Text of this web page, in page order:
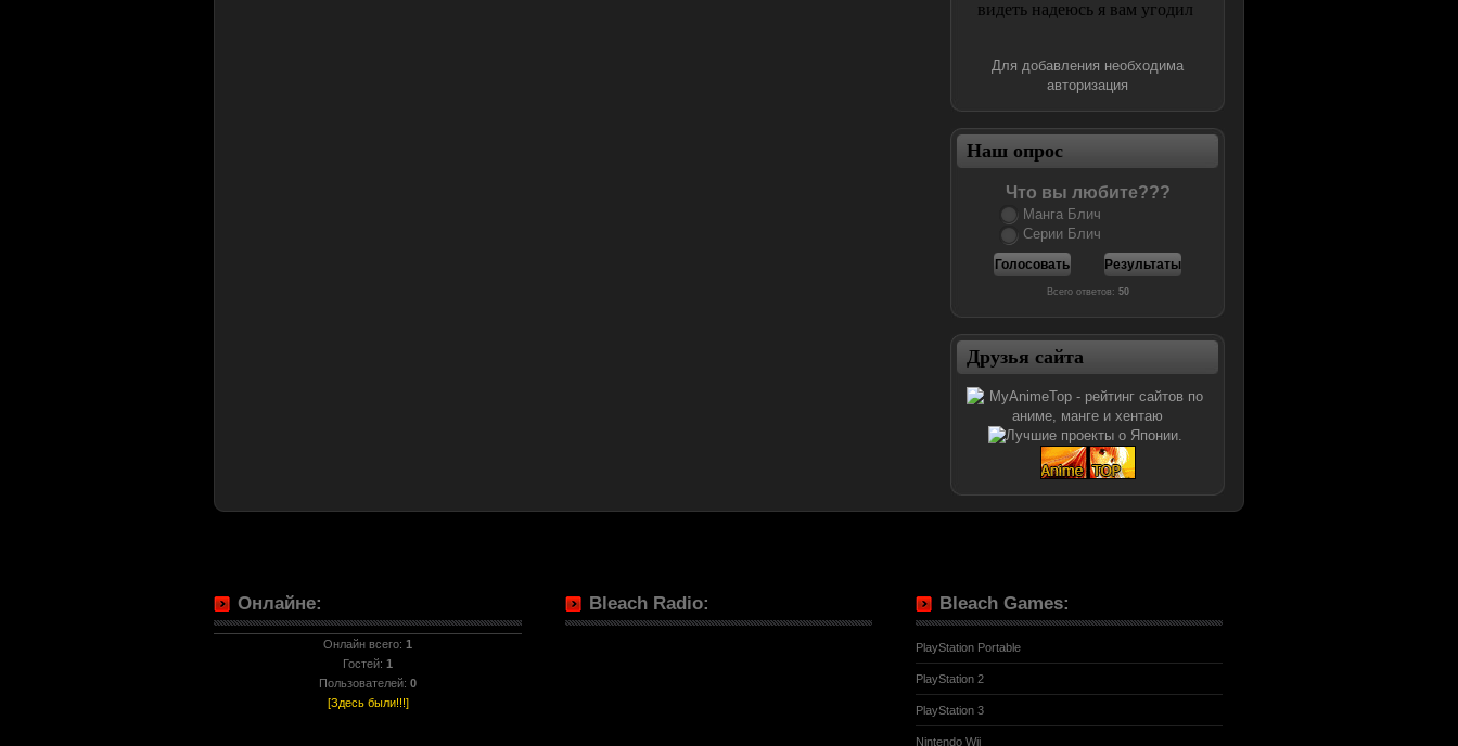
Для добавления необходима
авторизация
Наш опрос
Что вы любите???
Манга Блич
Серии Блич
Всего ответов: 50
Друзья сайта
Онлайне:
Онлайн всего: 1
Гостей: 1
Пользователей: 0
[Здесь были!!!]
Bleach Radio: Bleach Games:
PlayStation Portable
PlayStation 2
PlayStation 3
Nintendo Wii